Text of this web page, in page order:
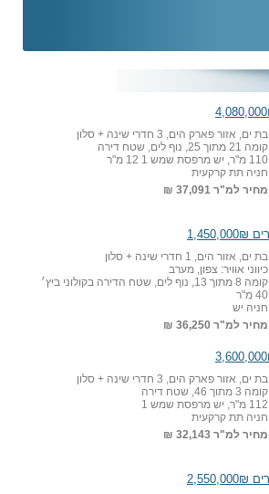
בת ים, אזור פארק הים, 3 חדרי שינה + סלון
קומה 21 מתוך 25, נוף לים, שטח דירה
110 מ"ר, יש מרפסת שמש 1 12 מ"ר
חניה תת קרקעית
מחיר למ"ר 37,091 ₪
בת ים, אזור הים, 1 חדרי שינה + סלון
כיווני אוויר: צפון, מערב
קומה 8 מתוך 13, נוף לים, שטח הדירה בקולוני ביץ׳
40 מ"ר
חניה יש
מחיר למ"ר 36,250 ₪
בת ים, אזור פארק הים, 3 חדרי שינה + סלון
קומה 3 מתוך 46, שטח דירה
112 מ"ר, יש מרפסת שמש 1
חניה תת קרקעית
מחיר למ"ר 32,143 ₪